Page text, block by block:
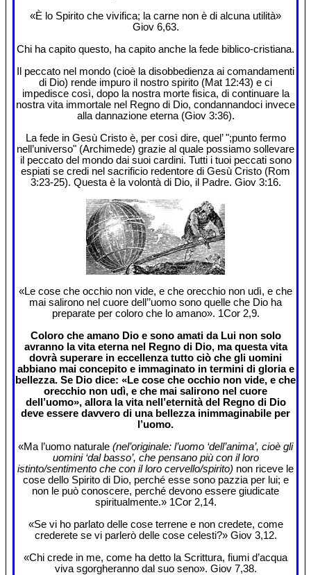
«È lo Spirito che vivifica; la carne non è di alcuna utilità»
Giov 6,63.
Chi ha capito questo, ha capito anche la fede biblico-cristiana.
Il peccato nel mondo (cioè la disobbedienza ai comandamenti
di Dio) rende impuro il nostro spirito (Mat 12:43) e ci
impedisce così, dopo la nostra morte fisica, di continuare la
nostra vita immortale nel Regno di Dio, condannandoci invece
alla dannazione eterna (Giov 3:36).
La fede in Gesù Cristo è, per così dire, quel’ ";punto fermo
nell’universo" (Archimede) grazie al quale possiamo sollevare
il peccato del mondo dai suoi cardini. Tutti i tuoi peccati sono
espiati se credi nel sacrificio redentore di Gesù Cristo (Rom
3:23-25). Questa è la volontà di Dio, il Padre. Giov 3:16.
«Le cose che occhio non vide, e che orecchio non udì, e che
mai salirono nel cuore dell’’uomo sono quelle che Dio ha
preparate per coloro che lo amano». 1Cor 2,9.
Coloro che amano Dio e sono amati da Lui non solo
avranno la vita eterna nel Regno di Dio, ma questa vita
dovrà superare in eccellenza tutto ciò che gli uomini
abbiano mai concepito e immaginato in termini di gloria e
bellezza. Se Dio dice: «Le cose che occhio non vide, e che
orecchio non udì, e che mai salirono nel cuore
dell’uomo», allora la vita nell’eternità del Regno di Dio
deve essere davvero di una bellezza inimmaginabile per
l’uomo.
«Ma l’uomo naturale (nel’originale: l’uomo ‘dell’anima’, cioè gli
uomini ‘dal basso’, che pensano più con il loro
istinto/sentimento che con il loro cervello/spirito) non riceve le
cose dello Spirito di Dio, perché esse sono pazzia per lui; e
non le può conoscere, perché devono essere giudicate
spiritualmente.» 1Cor 2,14.
«Se vi ho parlato delle cose terrene e non credete, come
crederete se vi parlerò delle cose celesti?» Giov 3,12.
«Chi crede in me, come ha detto la Scrittura, fiumi d’acqua
viva sgorgheranno dal suo seno». Giov 7,38.